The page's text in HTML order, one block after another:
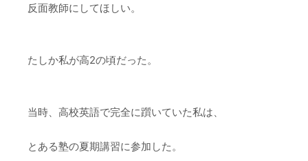
反面教師にしてほしい。
たしか私が高2の頃だった。
当時、高校英語で完全に躓いていた私は、
とある塾の夏期講習に参加した。